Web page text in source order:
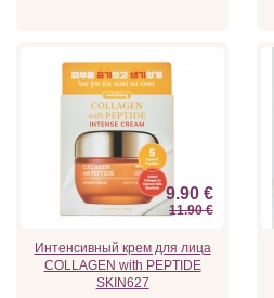
9.90 €
11.90 €
Интенсивный крем для лица
COLLAGEN with PEPTIDE
SKIN627